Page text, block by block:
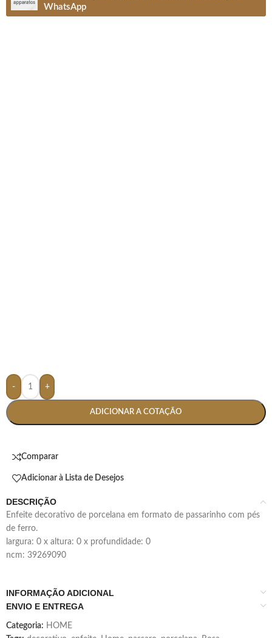
WhatsApp
- +
ADICIONAR A COTAÇÃO
Comparar
Adicionar à Lista de Desejos
DESCRIÇÃO
enfeite decorativo de porcelana em formato de passarinho com pés
de ferro.
largura: 0 x altura: 0 x profundidade: 0
ncm: 39269090
INFORMAÇÃO ADICIONAL
ENVIO E ENTREGA
Categoria: HOME